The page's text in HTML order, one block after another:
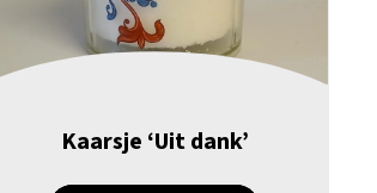
Kaarsje ‘Uit dank’